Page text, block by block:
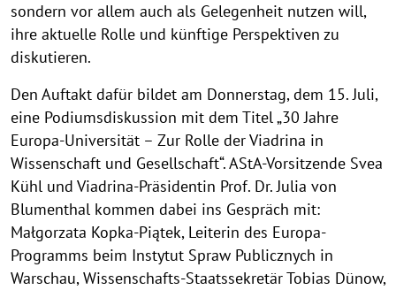
sondern vor allem auch als Gelegenheit nutzen will,
ihre aktuelle Rolle und künftige Perspektiven zu
diskutieren.
Den Auftakt dafür bildet am Donnerstag, dem 15. Juli,
eine Podiumsdiskussion mit dem Titel „30 Jahre
Europa-Universität – Zur Rolle der Viadrina in
Wissenschaft und Gesellschaft“. AStA-Vorsitzende Svea
Kühl und Viadrina-Präsidentin Prof. Dr. Julia von
Blumenthal kommen dabei ins Gespräch mit:
Małgorzata Kopka-Piątek, Leiterin des Europa-
Programms beim Instytut Spraw Publicznych in
Warschau, Wissenschafts-Staatssekretär Tobias Dünow,